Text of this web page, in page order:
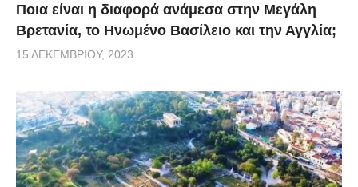
Ποια είναι η διαφορά ανάμεσα στην Μεγάλη
Βρετανία, το Ηνωμένο Βασίλειο και την Αγγλία;
15 ΔΕΚΕΜΒΡΊΟΥ, 2023